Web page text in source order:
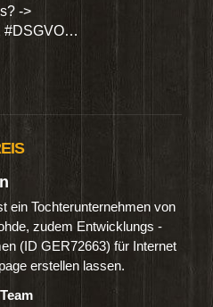
->
#DSGVO…
ein Tochterunternehmen von
zudem Entwicklungs -
(ID GER72663) für Internet
erstellen lassen.